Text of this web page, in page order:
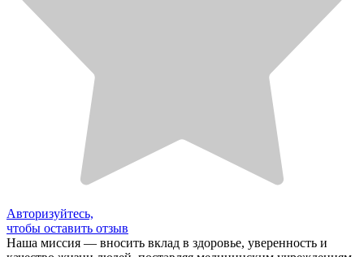
Авторизуйтесь,
чтобы оставить отзыв
Наша миссия — вносить вклад в здоровье, уверенность и